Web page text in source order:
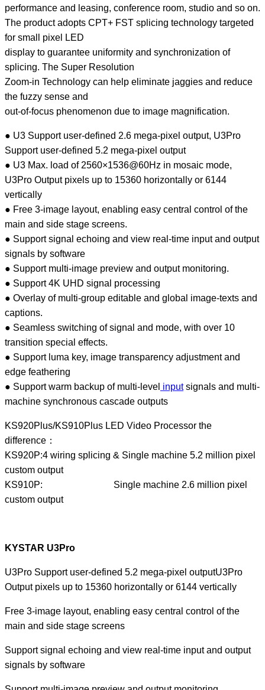
performance and leasing, conference room, studio and so on.
The product adopts CPT+ FST splicing technology targeted
for small pixel LED
display to guarantee uniformity and synchronization of
splicing. The Super Resolution
Zoom-in Technology can help eliminate jaggies and reduce
the fuzzy sense and
out-of-focus phenomenon due to image magnification.
● U3 Support user-defined 2.6 mega-pixel output, U3Pro
Support user-defined 5.2 mega-pixel output
● U3 Max. load of 2560×1536@60Hz in mosaic mode,
U3Pro Output pixels up to 15360 horizontally or 6144
vertically
● Free 3-image layout, enabling easy central control of the
main and side stage screens.
● Support signal echoing and view real-time input and output
signals by software
● Support multi-image preview and output monitoring.
● Support 4K UHD signal processing
● Overlay of multi-group editable and global image-texts and
captions.
● Seamless switching of signal and mode, with over 10
transition special effects.
● Support luma key, image transparency adjustment and
edge feathering
● Support warm backup of multi-level inputsignals and multi-
machine synchronous cascade outputs
KS920Plus/KS910Plus LED Video Processor the
difference：
KS920P:4 wiring splicing & Single machine 5.2 million pixel
custom output
KS910P: Single machine 2.6 million pixel
custom output
KYSTAR U3Pro
U3Pro Support user-defined 5.2 mega-pixel outputU3Pro
Output pixels up to 15360 horizontally or 6144 vertically
Free 3-image layout, enabling easy central control of the
main and side stage screens
Support signal echoing and view real-time input and output
signals by software